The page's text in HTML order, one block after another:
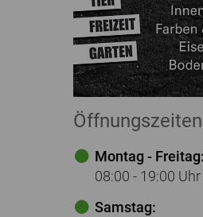
Montag - Freitag:
08:00 - 19:00 Uhr
Samstag: